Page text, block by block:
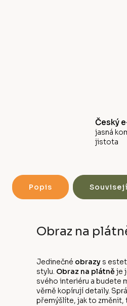
Český
jasná
jistota
Popis
Obraz na
Jedinečné obrazy s
stylu. Obraz na plátně je
svého interiéru a budete
věrně kopírují detaily.
přemýšlíte, jak to změnit,